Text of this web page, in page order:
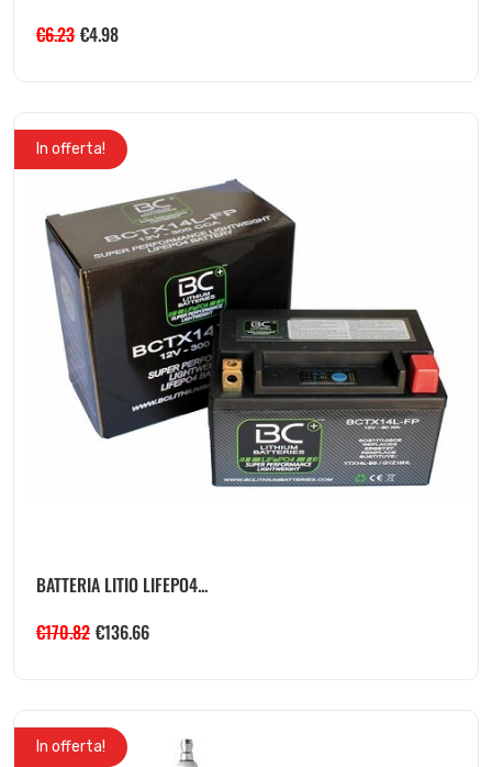
€6.23 €4.98
In offerta!
BATTERIA LITIO LIFEPO4...
€170.82 €136.66
In offerta!